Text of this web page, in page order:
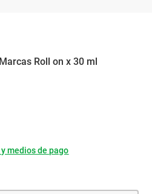
Roll on x 30 ml
medios de pago